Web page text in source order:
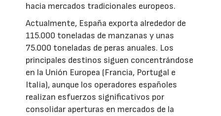
hacia mercados tradicionales europeos.
Actualmente, España exporta alrededor de
115.000 toneladas de manzanas y unas
75.000 toneladas de peras anuales. Los
principales destinos siguen concentrándose
en la Unión Europea (Francia, Portugal e
Italia), aunque los operadores españoles
realizan esfuerzos significativos por
consolidar aperturas en mercados de la